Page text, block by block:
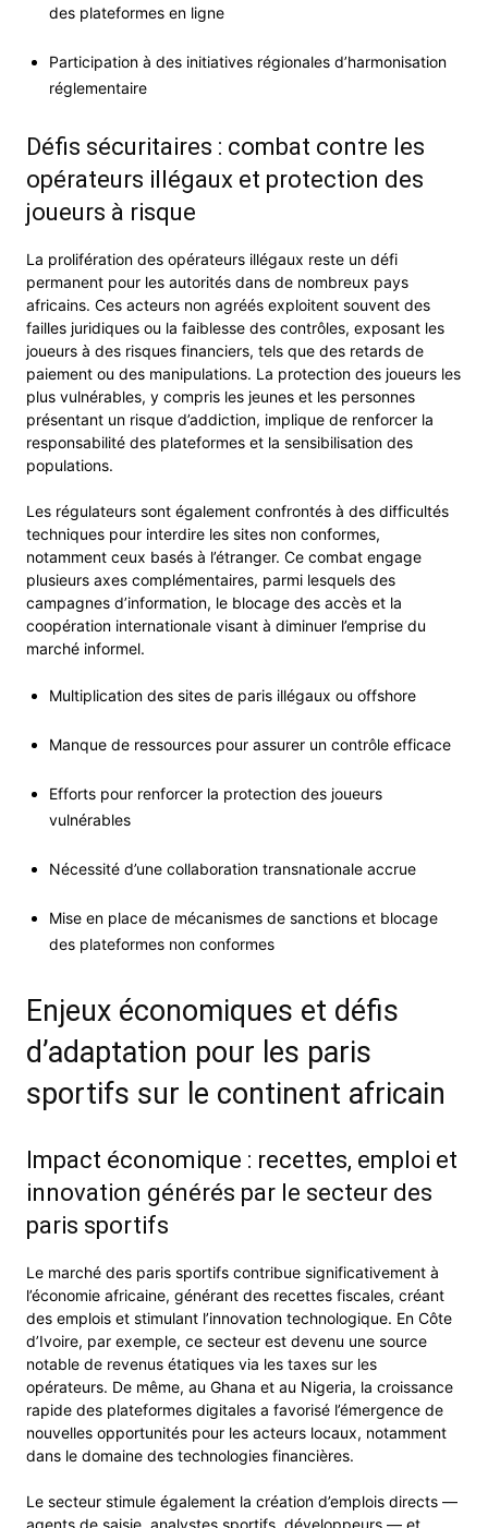
des plateformes en ligne
Participation à des initiatives régionales d’harmonisation
réglementaire
Défis sécuritaires : combat contre les
opérateurs illégaux et protection des
joueurs à risque
La prolifération des opérateurs illégaux reste un défi
permanent pour les autorités dans de nombreux pays
africains. Ces acteurs non agréés exploitent souvent des
failles juridiques ou la faiblesse des contrôles, exposant les
joueurs à des risques financiers, tels que des retards de
paiement ou des manipulations. La protection des joueurs les
plus vulnérables, y compris les jeunes et les personnes
présentant un risque d’addiction, implique de renforcer la
responsabilité des plateformes et la sensibilisation des
populations.
Les régulateurs sont également confrontés à des difficultés
techniques pour interdire les sites non conformes,
notamment ceux basés à l’étranger. Ce combat engage
plusieurs axes complémentaires, parmi lesquels des
campagnes d’information, le blocage des accès et la
coopération internationale visant à diminuer l’emprise du
marché informel.
Multiplication des sites de paris illégaux ou offshore
Manque de ressources pour assurer un contrôle efficace
Efforts pour renforcer la protection des joueurs
vulnérables
Nécessité d’une collaboration transnationale accrue
Mise en place de mécanismes de sanctions et blocage
des plateformes non conformes
Enjeux économiques et défis
d’adaptation pour les paris
sportifs sur le continent africain
Impact économique : recettes, emploi et
innovation générés par le secteur des
paris sportifs
Le marché des paris sportifs contribue significativement à
l’économie africaine, générant des recettes fiscales, créant
des emplois et stimulant l’innovation technologique. En Côte
d’Ivoire, par exemple, ce secteur est devenu une source
notable de revenus étatiques via les taxes sur les
opérateurs. De même, au Ghana et au Nigeria, la croissance
rapide des plateformes digitales a favorisé l’émergence de
nouvelles opportunités pour les acteurs locaux, notamment
dans le domaine des technologies financières.
Le secteur stimule également la création d’emplois directs —
agents de saisie, analystes sportifs, développeurs — et